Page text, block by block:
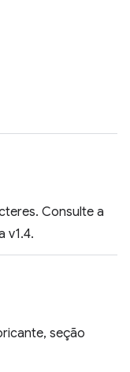
Consulte a
v1.4.
seção